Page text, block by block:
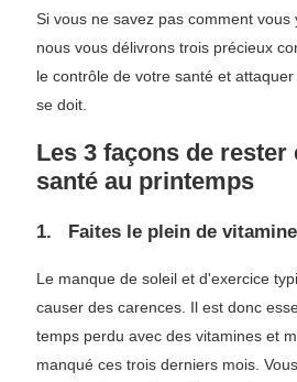
Si vous ne savez pas comment vous
nous vous délivrons trois précieux
le contrôle de votre santé et
se doit.
Les 3 façons de rester
santé au printemps
1. Faites le plein de
Le manque de soleil et d'exercice
causer des carences. Il est donc
temps perdu avec des vitamines et
manqué ces trois derniers mois.